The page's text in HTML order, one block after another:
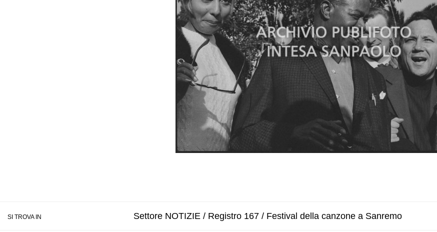
SI TROVA IN Settore NOTIZIE / Registro 167 / Festival della canzone a Sanremo